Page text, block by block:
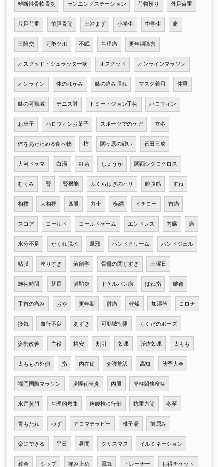
離断性骨軟骨炎 ランニングステーション 荷物預り 外足荷重
片足荷重 前脛骨筋 土踏まず 小学生 中学生 癖
三陰交 万能ツボ 不眠 生理痛 更年期障害
オスグッド・シュラッター病 オスグッド オンラインマラソン
オンライン 体のゆがみ 膝の痛み腫れ マスク着用 体重
膝の可動域 テニス肘 トミー・ジョン手術 ハロウィン
お菓子 ハロウィンお菓子 スポーツでのケガ 立冬
体をあたためる食べ物 柿 関ヶ原の戦い 石田三成
大河ドラマ 白湯 紅茶 しょうが 関西シクロクロス
むくみ 腎 腎機能 ふくらはぎのハリ 腓腹筋 すね
相撲 大相撲 四股 力士 横綱 イチロー 首痛
スコア コールド コールドゲーム エンドレス 内臓 癌
水分不足 かくれ脱水 風邪 ハンドクリーム ハンドジェル
粘膜 座りすぎ 解剖学 骨盤の閉じすぎ 土曜日
施術時間 延長 腱鞘炎 ドケルバン病 ばね指 腱鞘
手首の痛み おや 更年期 肘痛 乾燥 加湿器 コロナ
換気 血行不良 あずき 可動域制限 らくだのポーズ
姿勢改善 主役 格安 割引 効果 治療効果 太もも
太ももの外側 指 内在筋 介護施設 高知 秋季大会
福岡国際マラソン 腸脛靭帯炎 内股 脊柱間狭窄症
水戸黄門 生理的弯曲 胸腰椎移行部 抗重力筋 冬至
胃もたれ ゆず アロマテラピー 柚子湯 前屈み
楽にできる 平日 昼間 クリスマス イルミネーション
教会 シップ 痛み止め 電気 トレーナー お得チケット